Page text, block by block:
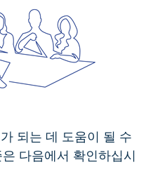
되는 데 도움이 될 수
다음에서 확인하십시